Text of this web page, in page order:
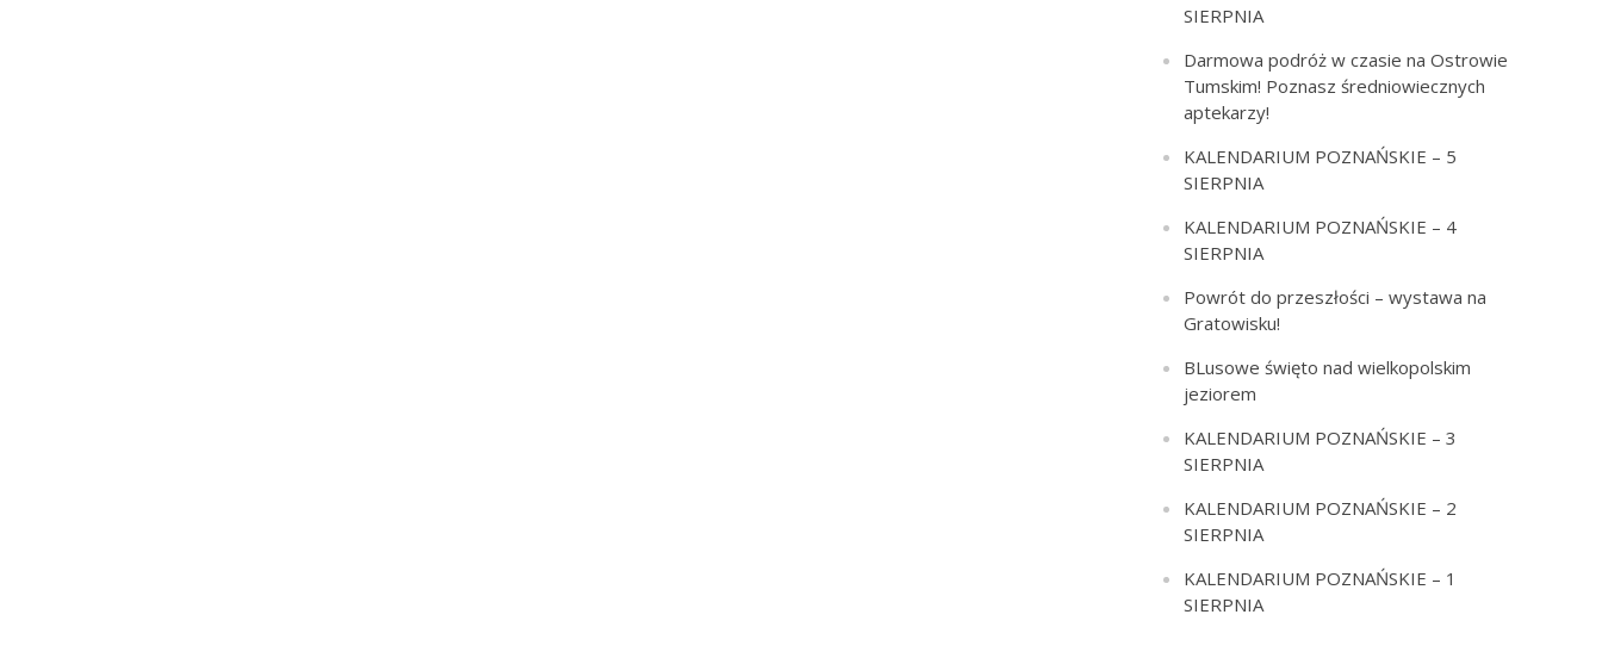
SIERPNIA
Darmowa podróż w czasie na Ostrowie
Tumskim! Poznasz średniowiecznych
aptekarzy!
KALENDARIUM POZNAŃSKIE – 5
SIERPNIA
KALENDARIUM POZNAŃSKIE – 4
SIERPNIA
Powrót do przeszłości – wystawa na
Gratowisku!
BLusowe święto nad wielkopolskim
jeziorem
KALENDARIUM POZNAŃSKIE – 3
SIERPNIA
KALENDARIUM POZNAŃSKIE – 2
SIERPNIA
KALENDARIUM POZNAŃSKIE – 1
SIERPNIA